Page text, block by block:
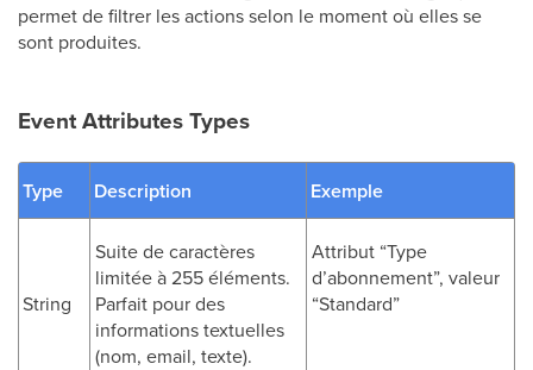
permet de filtrer les actions selon le moment où elles se
sont produites.
Event Attributes Types
Type Description Exemple
String
Suite de caractères
limitée à 255 éléments.
Parfait pour des
informations textuelles
(nom, email, texte).
Attribut “Type
d’abonnement”, valeur
“Standard”